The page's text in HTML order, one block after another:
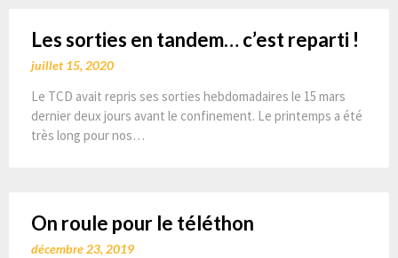
Les sorties en tandem… c’est reparti !
juillet 15, 2020
Le TCD avait repris ses sorties hebdomadaires le 15 mars
dernier deux jours avant le confinement. Le printemps a été
très long pour nos…
On roule pour le téléthon
décembre 23, 2019